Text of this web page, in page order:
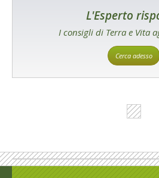
L'Esperto
I consigli di Terra e Vita
Cerca adesso